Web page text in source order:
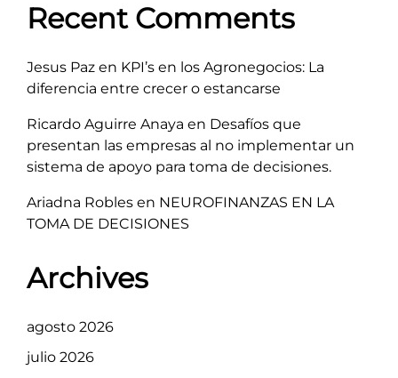
Recent Comments
Jesus Paz en KPI’s en los Agronegocios: La
diferencia entre crecer o estancarse
Ricardo Aguirre Anaya en Desafíos que
presentan las empresas al no implementar un
sistema de apoyo para toma de decisiones.
Ariadna Robles en NEUROFINANZAS EN LA
TOMA DE DECISIONES
Archives
agosto 2026
julio 2026